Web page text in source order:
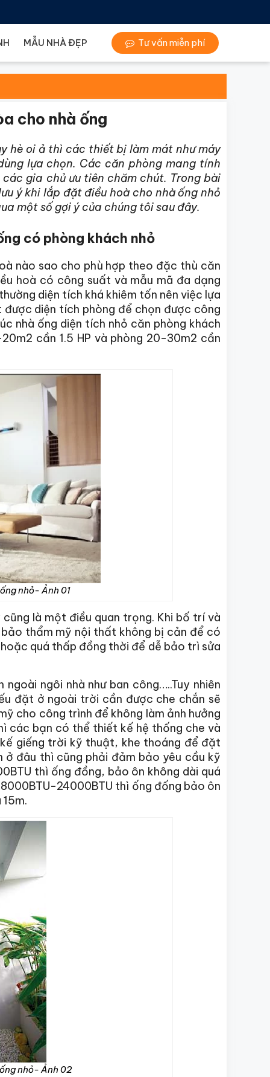
MẪU NHÀ ĐẸP Tư vấn miễn phí
cho nhà ống
hè oi ả thì các thiết bị làm mát như máy
lựa chọn. Các căn phòng mang tính
gia chủ ưu tiên chăm chút. Trong bài
ý khi lắp đặt điều hoà cho nhà ống nhỏ
một số gợi ý của chúng tôi sau đây.
có phòng khách nhỏ
nào sao cho phù hợp theo đặc thù căn
hoà có công suất và mẫu mã đa dạng
diện tích khá khiêm tốn nên việc lựa
được diện tích phòng để chọn được công
nhà ống diện tích nhỏ căn phòng khách
cần 1.5 HP và phòng 20-30m2 cần
nhỏ- Ảnh 01
là một điều quan trọng. Khi bố trí và
thẩm mỹ nội thất không bị cản để có
quá thấp đồng thời để dễ bảo trì sửa
ngôi nhà như ban công…..Tuy nhiên
đặt ở ngoài trời cần được che chắn sẽ
cho công trình để không làm ảnh hưởng
các bạn có thể thiết kế hệ thống che và
giếng trời kỹ thuật, khe thoáng để đặt
ở đâu thì cũng phải đảm bảo yêu cầu kỹ
thì ống đồng, bảo ôn không dài quá
24000BTU thì ống đống bảo ôn
nhỏ- Ảnh 02